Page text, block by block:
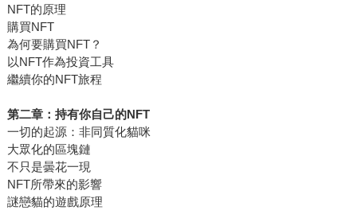
NFT的原理
購買NFT
為何要購買NFT？
以NFT作為投資工具
繼續你的NFT旅程
第二章：持有你自己的NFT
一切的起源：非同質化貓咪
大眾化的區塊鏈
不只是曇花一現
NFT所帶來的影響
謎戀貓的遊戲原理